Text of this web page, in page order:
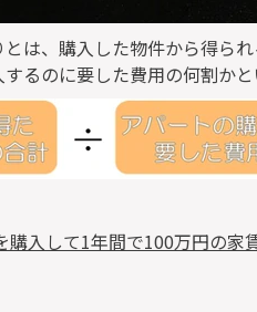
は、購入した物件から得ら
るのに要した費用の何割かと
購入して1年間で100万円の家